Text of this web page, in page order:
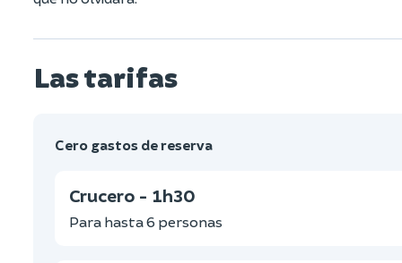
Las tarifas
Cero gastos de reserva
Crucero - 1h30
Para hasta 6 personas